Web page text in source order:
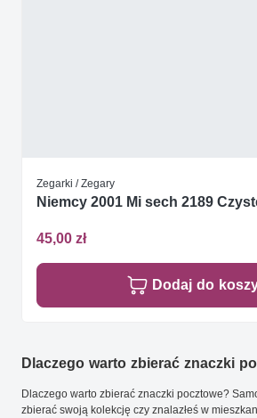
Zegarki / Zegary
Niemcy 2001 Mi sech 2189
45,00 zł
Dodaj do
Dlaczego warto zbierać znaczki
Dlaczego warto zbierać znaczki pocztowe?
zbierać swoją kolekcję czy znalazłeś w